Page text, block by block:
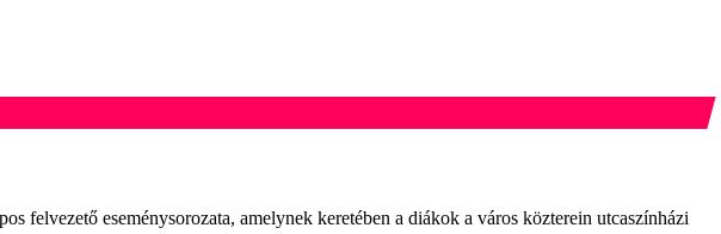
felvezető eseménysorozata, amelynek keretében a diákok a város közterein utcaszínházi